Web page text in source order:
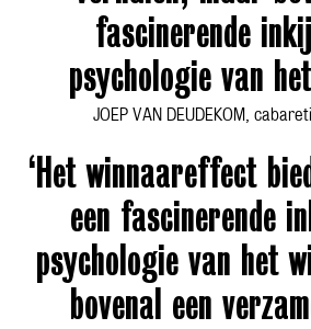
fascinerende
psychologie van
JOEP VAN DEUDEKOM,
‘Het winnaareffect
een fascinerende
psychologie van het
bovenal een